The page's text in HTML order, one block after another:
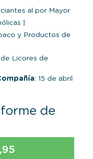
al por Mayor
y Productos de
Licores de
: 15 de abril
de